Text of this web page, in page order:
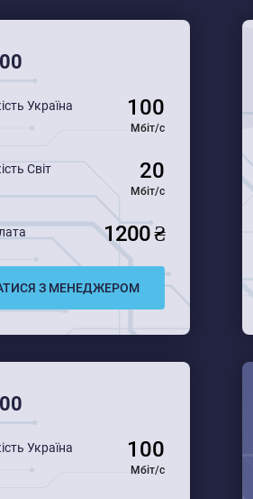
Україна 100
Мбіт/с
Світ 20
Мбіт/с
1200 ₴
З МЕНЕДЖЕРОМ
Україна 100
Мбіт/с